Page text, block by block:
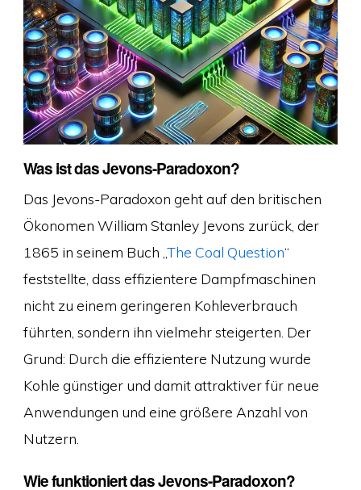
Was ist das Jevons-Paradoxon?
Das Jevons-Paradoxon geht auf den britischen
Ökonomen William Stanley Jevons zurück, der
1865 in seinem Buch „ The Coal Question“
feststellte, dass effizientere Dampfmaschinen
nicht zu einem geringeren Kohleverbrauch
führten, sondern ihn vielmehr steigerten. Der
Grund: Durch die effizientere Nutzung wurde
Kohle günstiger und damit attraktiver für neue
Anwendungen und eine größere Anzahl von
Nutzern.
Wie funktioniert das Jevons-Paradoxon?